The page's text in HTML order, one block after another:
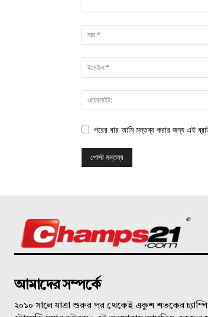
পরের বার আমি মন্তব্য করার জন্য এই
©
আমাদের সম্পর্কে
২০১০ সালে যাত্রা শুরুর পর থেকেই একুশ শতকের